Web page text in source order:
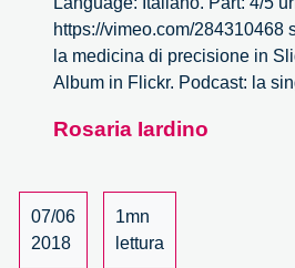
https://vimeo.com/284310468
la medicina di precisione in
Album in Flickr. Podcast: la
Rosaria Iardino
07/06
2018
1mn
lettura